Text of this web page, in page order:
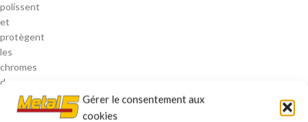
Gérer le consentement aux
cookies
polissent
et
protègent
les
chromes
de
corrosion